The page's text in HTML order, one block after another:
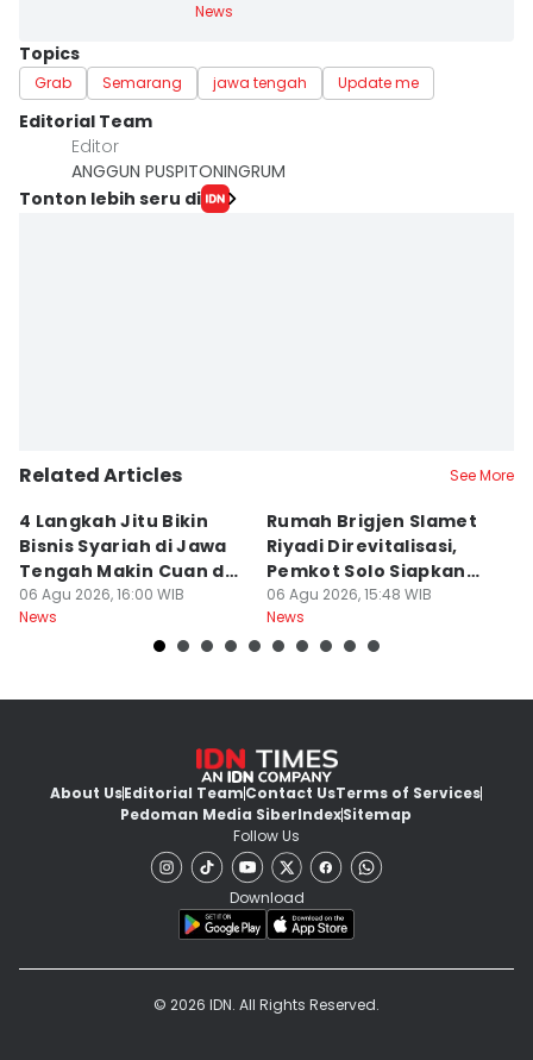
News
Topics
Grab Semarang jawa tengah Update me
Editorial Team
Editor
ANGGUN PUSPITONINGRUM
Tonton lebih seru di
Related Articles See More
4 Langkah Jitu Bikin
Bisnis Syariah di Jawa
Tengah Makin Cuan dan
Berkah
06 Agu 2026, 16:00 WIB
News
Rumah Brigjen Slamet
Riyadi Direvitalisasi,
Pemkot Solo Siapkan
Museum Sejarah
06 Agu 2026, 15:48 WIB
News
About UsEditorial TeamContact UsTerms of Services
Pedoman Media SiberIndexSitemap
Follow Us
Download
© 2026 IDN. All Rights Reserved.